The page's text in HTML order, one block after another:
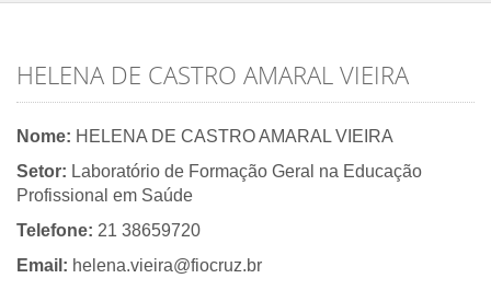
HELENA DE CASTRO AMARAL VIEIRA
Nome: HELENA DE CASTRO AMARAL VIEIRA
Setor: Laboratório de Formação Geral na Educação
Profissional em Saúde
Telefone: 21 38659720
Email: helena.vieira@fiocruz.br